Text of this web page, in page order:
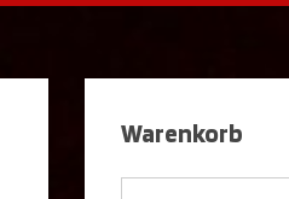
Warenkorb